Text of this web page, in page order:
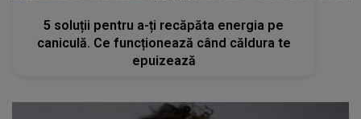
5 soluții pentru a-ți recăpăta energia pe
caniculă. Ce funcționează când căldura te
epuizează